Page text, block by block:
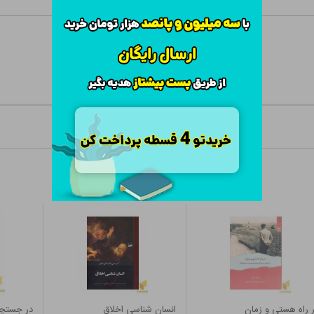
راه هستی و زمان انسان شناسی اخلاق در